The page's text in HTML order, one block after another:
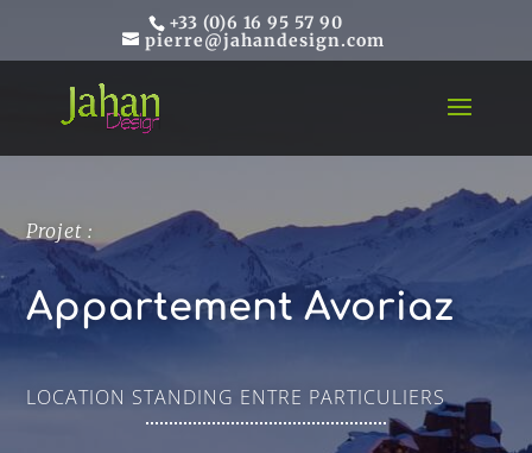
+33 (0)6 16 95 57 90
pierre@jahandesign.com
Projet :
Appartement Avoriaz
LOCATION STANDING ENTRE PARTICULIERS